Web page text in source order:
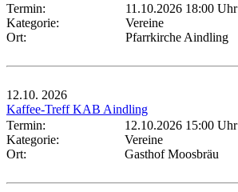
Termin:
11.10.2026 18:00 Uhr
Kategorie:
Vereine
Ort:
Pfarrkirche Aindling
12.10. 2026
Kaffee-Treff KAB Aindling
Termin:
12.10.2026 15:00 Uhr
Kategorie:
Vereine
Ort:
Gasthof Moosbräu